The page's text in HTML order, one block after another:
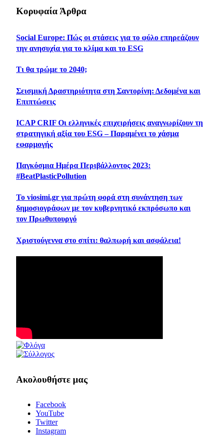
Κορυφαία Άρθρα
Social Europe: Πώς οι στάσεις για το φύλο επηρεάζουν
την ανησυχία για το κλίμα και το ESG
Τι θα τρώμε το 2040;
Σεισμική Δραστηριότητα στη Σαντορίνη: Δεδομένα και
Επιπτώσεις
ICAP CRIF Οι ελληνικές επιχειρήσεις αναγνωρίζουν τη
στρατηγική αξία του ESG – Παραμένει το χάσμα
εφαρμογής
Παγκόσμια Ημέρα Περιβάλλοντος 2023:
#BeatPlasticPollution
Το viosimi.gr για πρώτη φορά στη συνάντηση των
δημοσιογράφων με τον κυβερνητικό εκπρόσωπο και
τον Πρωθυπουργό
Χριστούγεννα στο σπίτι: θαλπωρή και ασφάλεια!
Ακολουθήστε μας
Facebook
YouTube
Twitter
Instagram